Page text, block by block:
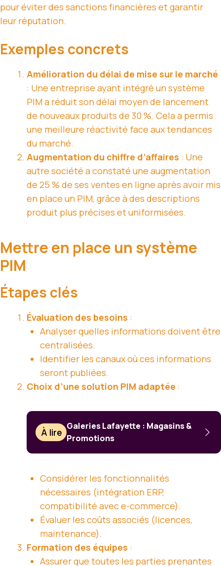
pour éviter des sanctions financières et garantir
leur réputation.
Exemples concrets
Amélioration du délai de mise sur le marché
: Une entreprise ayant intégré un système
PIM a réduit son délai moyen de lancement
de nouveaux produits de 30 %. Cela a permis
une meilleure réactivité face aux tendances
du marché.
Augmentation du chiffre d’affaires : Une
autre société a constaté une augmentation
de 25 % de ses ventes en ligne après avoir mis
en place un PIM, grâce à des descriptions
produit plus précises et uniformisées.
Mettre en place un système
PIM
Étapes clés
Évaluation des besoins :
Analyser quelles informations doivent être
centralisées.
Identifier les canaux où ces informations
seront publiées.
Choix d’une solution PIM adaptée :
À lire
Galeries Lafayette : Magasins &
Promotions
Considérer les fonctionnalités
nécessaires (intégration ERP,
compatibilité avec e-commerce).
Évaluer les coûts associés (licences,
maintenance).
Formation des équipes :
Assurer que toutes les parties prenantes